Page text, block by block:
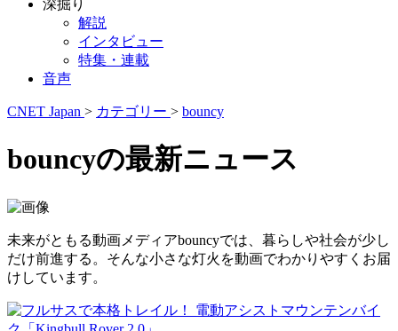
深掘り
解説
インタビュー
特集・連載
音声
CNET Japan > カテゴリー > bouncy
bouncyの最新ニュース
未来がともる動画メディアbouncyでは、暮らしや社会が少し
だけ前進する。そんな小さな灯火を動画でわかりやすくお届
けしています。